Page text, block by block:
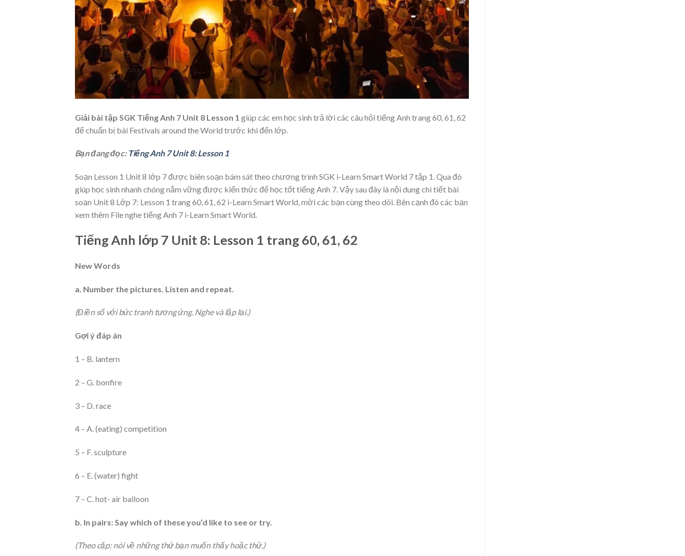
Giải bài tập SGK Tiếng Anh 7 Unit 8 Lesson 1 giúp các em học sinh trả lời các câu hỏi tiếng Anh trang 60, 61, 62
để chuẩn bị bài Festivals around the World trước khi đến lớp.
Bạn đang đọc: Tiếng Anh 7 Unit 8: Lesson 1
Soạn Lesson 1 Unit 8 lớp 7 được biên soạn bám sát theo chương trình SGK i-Learn Smart World 7 tập 1. Qua đó
giúp học sinh nhanh chóng nắm vững được kiến thức để học tốt tiếng Anh 7. Vậy sau đây là nội dung chi tiết bài
soạn Unit 8 Lớp 7: Lesson 1 trang 60, 61, 62 i-Learn Smart World, mời các bạn cùng theo dõi. Bên cạnh đó các bạn
xem thêm File nghe tiếng Anh 7 i-Learn Smart World.
Tiếng Anh lớp 7 Unit 8: Lesson 1 trang 60, 61, 62
New Words
a. Number the pictures. Listen and repeat.
(Điền số với bức tranh tương ứng. Nghe và lặp lại.)
Gợi ý đáp án
1 – B. lantern
2 – G. bonfire
3 – D. race
4 – A. (eating) competition
5 – F. sculpture
6 – E. (water) fight
7 – C. hot- air balloon
b. In pairs: Say which of these you’d like to see or try.
(Theo cặp: nói về những thứ bạn muốn thấy hoặc thử.)